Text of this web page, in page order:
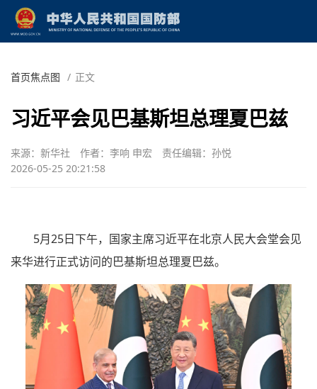
首页焦点图 / 正文
习近平会见巴基斯坦总理夏巴兹
来源：新华社 作者：李响 申宏
责任编辑：孙悦
2026-05-25 20:21:58
5月25日下午，国家主席习近平在北京人民大会堂会见
来华进行正式访问的巴基斯坦总理夏巴兹。